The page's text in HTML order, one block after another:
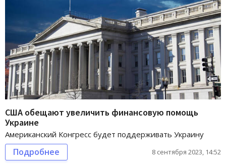
США обещают увеличить финансовую помощь
Украине
Американский Конгресс будет поддерживать Украину
Подробнее 8 сентября 2023, 14:52